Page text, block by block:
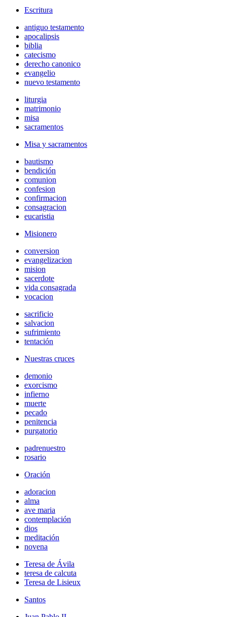
Escritura
antiguo testamento
apocalipsis
biblia
catecismo
derecho canonico
evangelio
nuevo testamento
liturgia
matrimonio
misa
sacramentos
Misa y sacramentos
bautismo
bendición
comunion
confesion
confirmacion
consagracion
eucaristia
Misionero
conversion
evangelizacion
mision
sacerdote
vida consagrada
vocacion
sacrificio
salvacion
sufrimiento
tentación
Nuestras cruces
demonio
exorcismo
infierno
muerte
pecado
penitencia
purgatorio
padrenuestro
rosario
Oración
adoracion
alma
ave maria
contemplación
dios
meditación
novena
Teresa de Ávila
teresa de calcuta
Teresa de Lisieux
Santos